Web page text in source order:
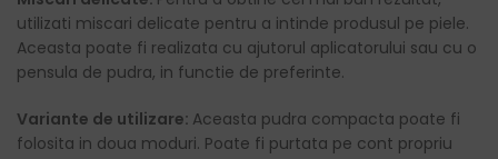
utilizati miscari delicate pentru a intinde produsul pe piele.
Aceasta poate fi realizata cu ajutorul aplicatorului sau cu o
pensula de pudra, in functie de preferinte.
Variante de utilizare: Aceasta pudra compacta poate fi
folosita in doua moduri. Poate fi purtata pe cont propriu